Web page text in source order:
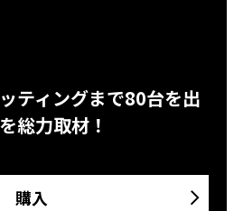
ティングまで80台を出
総力取材！
購入